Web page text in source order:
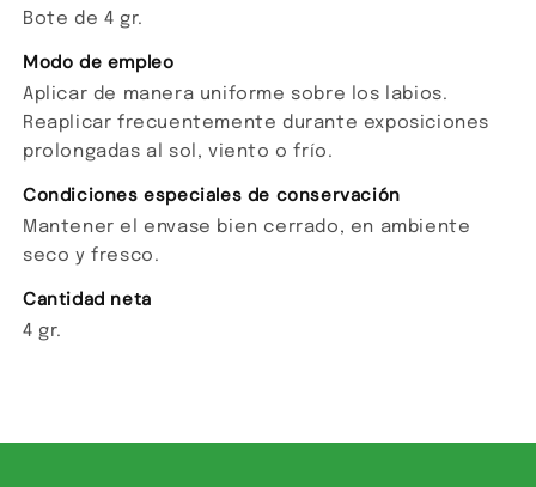
Bote de 4 gr.
Modo de empleo
Aplicar de manera uniforme sobre los labios.
Reaplicar frecuentemente durante exposiciones
prolongadas al sol, viento o frío.
Condiciones especiales de conservación
Mantener el envase bien cerrado, en ambiente
seco y fresco.
Cantidad neta
4 gr.